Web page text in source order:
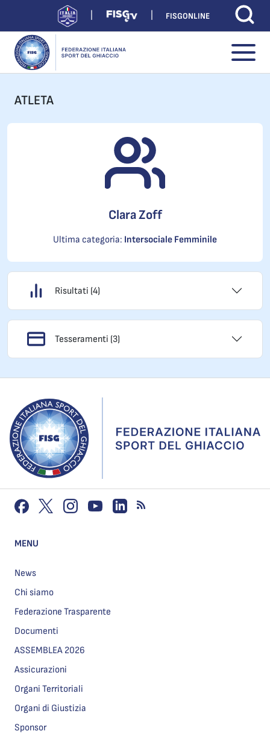
FISGONLINE
ATLETA
Clara Zoff
Ultima categoria: Intersociale Femminile
Risultati (4)
Tesseramenti (3)
MENU
News
Chi siamo
Federazione Trasparente
Documenti
ASSEMBLEA 2026
Assicurazioni
Organi Territoriali
Organi di Giustizia
Sponsor